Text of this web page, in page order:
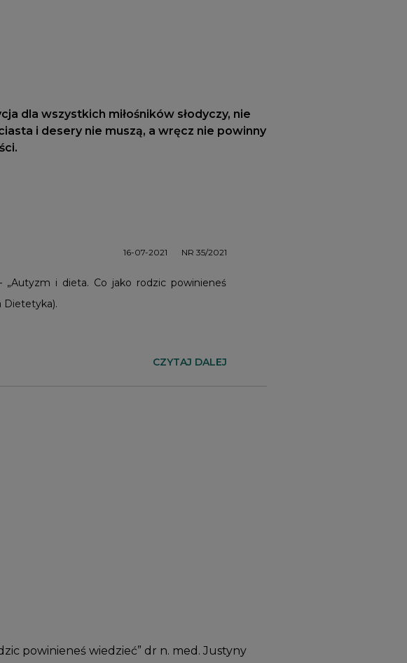
dla wszystkich miłośników słodyczy, nie
i desery nie muszą, a wręcz nie powinny
16-07-2021 NR 35/2021
„Autyzm i dieta. Co jako rodzic powinieneś
Dietetyka).
CZYTAJ DALEJ
powinieneś wiedzieć” dr n. med. Justyny